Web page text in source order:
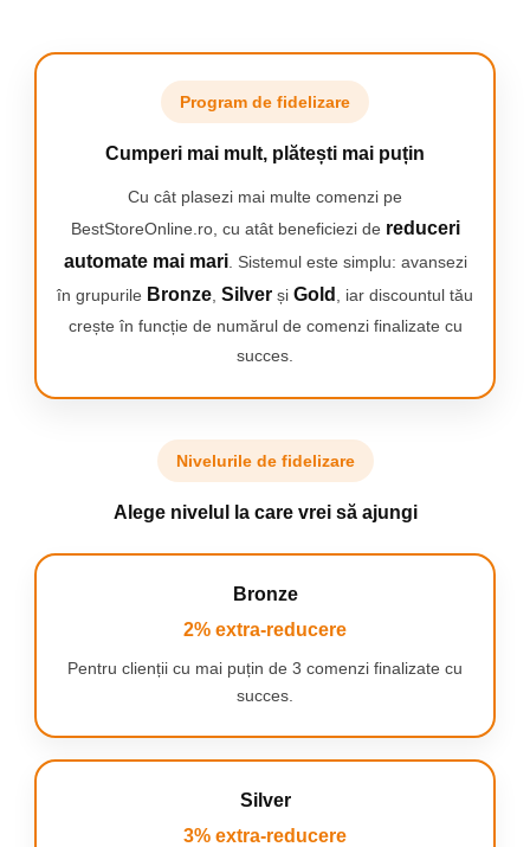
Capul unic Quad Stream in forma de X
separa debitul in 4 jeturi de apa, care
acopera o zona mai mare intre dinti si
de-a lungul liniei gingiilor. Obtine o
curatare mai rapida si mai profunda
Alege curatarea care se
potriveste zambetului
tau. Modul Clean
asigura un jet continuu
pentru o curatare
eficienta. Jeturile Deep
Clean ofera o curatare
mai temeinica. Nivelul
Rezervor de 250 mlRezervor de 250 ml
Curata de sub linia
Capacitatea rezervorului de apa de
curatare recomandata de 60 de
secunde. Rasuceste si scoate sau
Tehnologia
elimina pana la 99% din
Program de fidelizare
Cumperi mai mult, plătești mai puțin
Cu cât plasezi mai multe comenzi pe
BestStoreOnline.ro, cu atât beneficiezi de reduceri
automate mai mari. Sistemul este simplu: avansezi
în grupurile Bronze Silver și Gold
, iar discountul tău
crește în funcție de numărul de comenzi finalizate cu
succes.
Nivelurile de fidelizare
Alege nivelul la care vrei să ajungi
Bronze
2% extra-reducere
Pentru clienții cu mai puțin de 3 comenzi finalizate cu
succes.
Silver
3% extra-reducere